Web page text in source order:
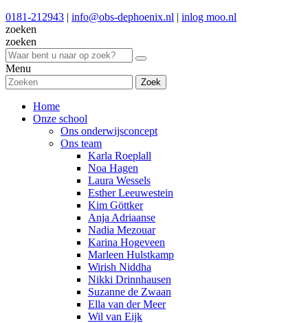
0181-212943 | info@obs-dephoenix.nl | inlog moo.nl
zoeken
zoeken
Menu
Zoek
Home
Onze school
Ons onderwijsconcept
Ons team
Karla Roeplall
Noa Hagen
Laura Wessels
Esther Leeuwestein
Kim Göttker
Anja Adriaanse
Nadia Mezouar
Karina Hogeveen
Marleen Hulstkamp
Wirish Niddha
Nikki Drinnhausen
Suzanne de Zwaan
Ella van der Meer
Wil van Eijk